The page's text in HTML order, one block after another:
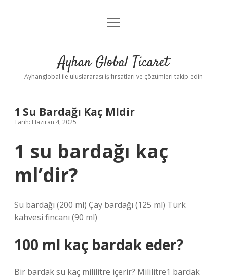
Anasayfa
Yasal Uyarı
menüyü
Ayhan Global Ticaret
Ayhanglobal ile uluslararası iş fırsatları ve çözümleri takip edin
1 Su Bardağı Kaç Mldir
Tarih: Haziran 4, 2025
1 su bardağı kaç
ml’dir?
Su bardağı (200 ml) Çay bardağı (125 ml) Türk
kahvesi fincanı (90 ml)
100 ml kaç bardak eder?
Bir bardak su kaç mililitre içerir? Mililitre1 bardak